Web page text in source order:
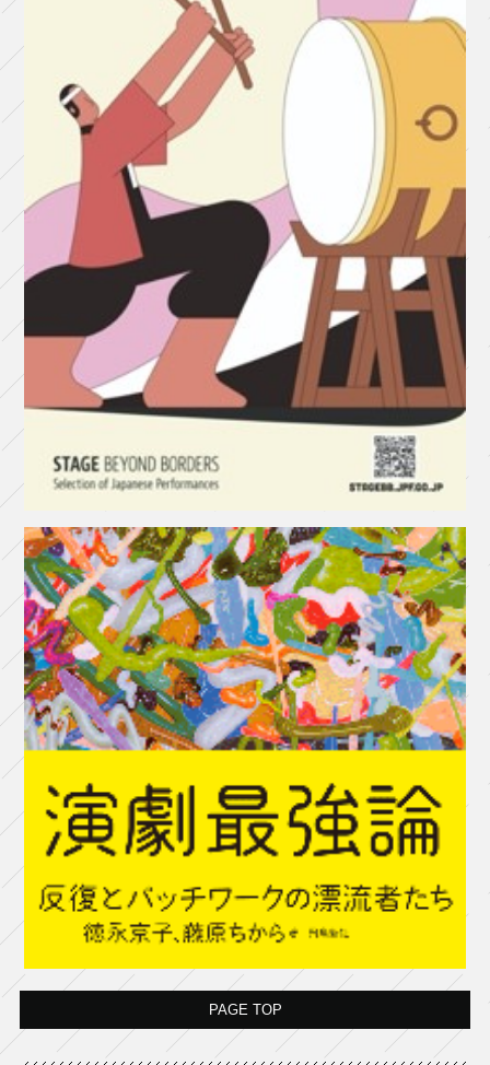
PAGE TOP